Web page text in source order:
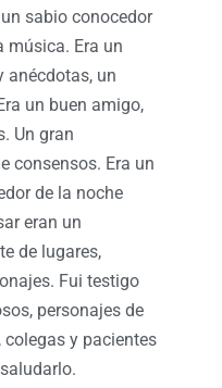
sabio conocedor
música. Era un
anécdotas, un
un buen amigo,
Un gran
consensos. Era un
de la noche
eran un
de lugares,
Fui testigo
personajes de
y pacientes